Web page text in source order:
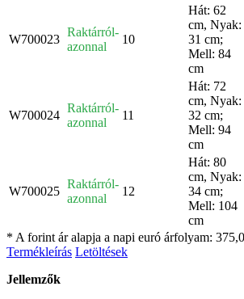
W700023
Raktárról-
azonnal
10
Hát: 62
cm, Nyak:
31 cm;
Mell: 84
cm
W700024
Raktárról-
azonnal
11
Hát: 72
cm, Nyak:
32 cm;
Mell: 94
cm
W700025
Raktárról-
azonnal
12
Hát: 80
cm, Nyak:
34 cm;
Mell: 104
cm
* A forint ár alapja a napi euró árfolyam:
Termékleírás Letöltések
Jellemzők